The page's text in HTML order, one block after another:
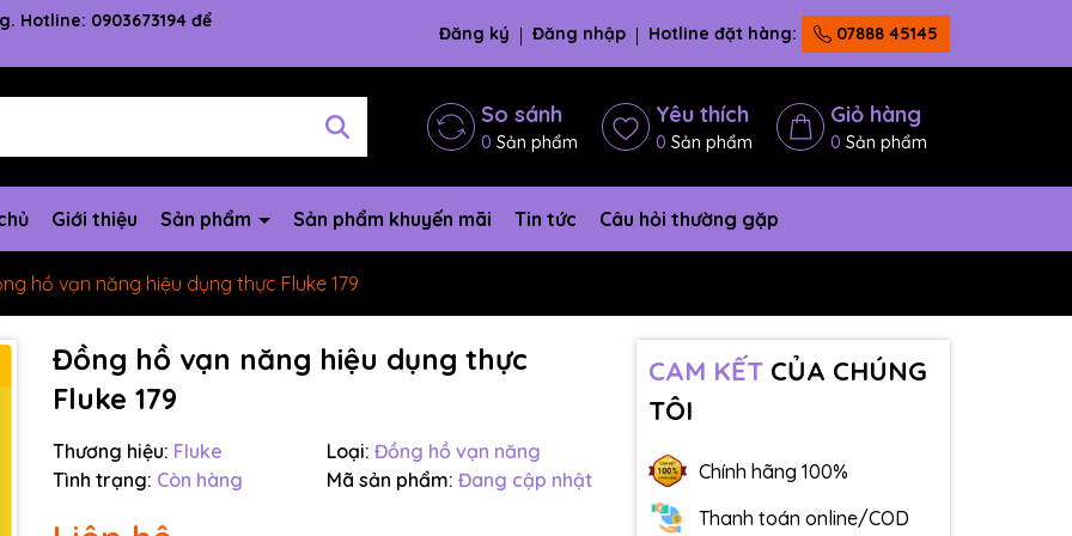
Hotline: 0903673194 để
Đăng ký Đăng nhập Hotline đặt hàng: 07888 45145
So sánh
0 Sản phẩm
Yêu thích
0 Sản phẩm
Giỏ hàng
0 Sản phẩm
Giới thiệu Sản phẩm Sản phẩm khuyến mãi Tin tức Câu hỏi thường gặp
hồ vạn năng hiệu dụng thực Fluke 179
Đồng hồ vạn năng hiệu dụng thực
Fluke 179
Thương hiệu: Fluke Loại: Đồng hồ vạn năng
Tình trạng: Còn hàng Mã sản phẩm: Đang cập nhật
CAM KẾTCỦA CHÚNG
TÔI
Chính hãng 100%
Thanh toán online/COD